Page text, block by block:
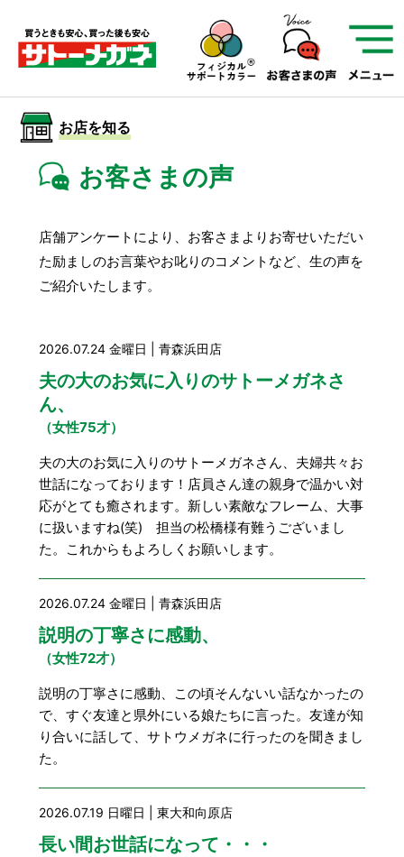
サトーメガネを知る
サトーメガネについて
01 サトーメガネの遠近
03
サービスを知る
遠近両用 フレームについて
レンズ交換
お知らせ 会社概要
お問い合わせ
採用情報 プライバシーポリシー
お店を知る
お客さまの声
店舗アンケートにより、お客さまよりお寄せいただい
た励ましのお言葉やお叱りのコメントなど、 生の声を
ご紹介いたします。
2026.07.24 金曜日 | 青森浜田店
夫の大のお気に入りのサトーメガネさ
ん、
（女性75才）
夫の大のお気に入りのサトーメガネさん、夫婦共々お
世話になっております！店員さん達の親身で温かい対
応がとても癒されます。新しい素敵なフレーム、大事
に扱いますね(笑) 担当の松橋様有難うございまし
た。これからもよろしくお願いします。
2026.07.24 金曜日 | 青森浜田店
説明の丁寧さに感動、
（女性72才）
説明の丁寧さに感動、この頃そんないい話なかったの
で、すぐ友達と県外にいる娘たちに言った。友達が知
り合いに話して、サトウメガネに行ったのを聞きまし
た。
2026.07.19 日曜日 | 東大和向原店
長い間お世話になって・・・